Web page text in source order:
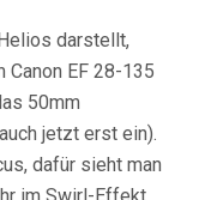
darstellt,
EF 28-135
50mm
jetzt erst ein).
dafür sieht man